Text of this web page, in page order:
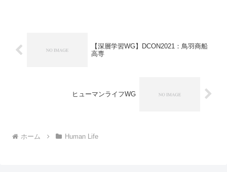
【深層学習WG】DCON2021：鳥羽商船
高専
ヒューマンライフWG
ホーム Human Life